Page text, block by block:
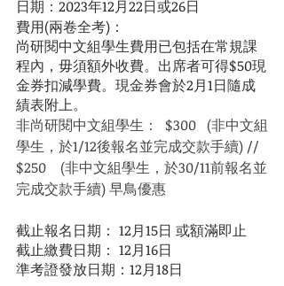
日期：2023年12月22日或26日
費用(兩卷全考)：
尚研閱中文組學生費用已包括在常規課
程內，毋須額外收費。出席者可得$50現
金券扣減學費。現金券會於2月1日隨成
績表附上。
非尚研閱中文組學生：  $300   (非中文組
學生，於1/12後報名並完成交款手續) //
$250    (非中文組學生，於30/11前報名並
完成交款手續) 早鳥優惠
截止報名日期： 12月15日 或額滿即止
截止繳費日期： 12月16日
準考證發放日期：12月18日